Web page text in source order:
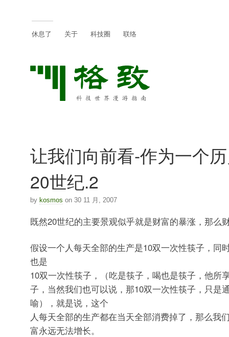
休息了 关于 科技圈 联络
让我们向前看-作为一个
20世纪.2
by kosmos on 30 11 月, 2007
既然20世纪的主要景观似乎就是财富的暴涨，那么
假设一个人每天全部的生产是10双一次性筷子，同
也是
10双一次性筷子，（吃是筷子，喝也是筷子，他所
子，当然我们也可以说，那10双一次性筷子，只是
喻），就是说，这个
人每天全部的生产都在当天全部消费掉了，那么我
富永远无法增长。